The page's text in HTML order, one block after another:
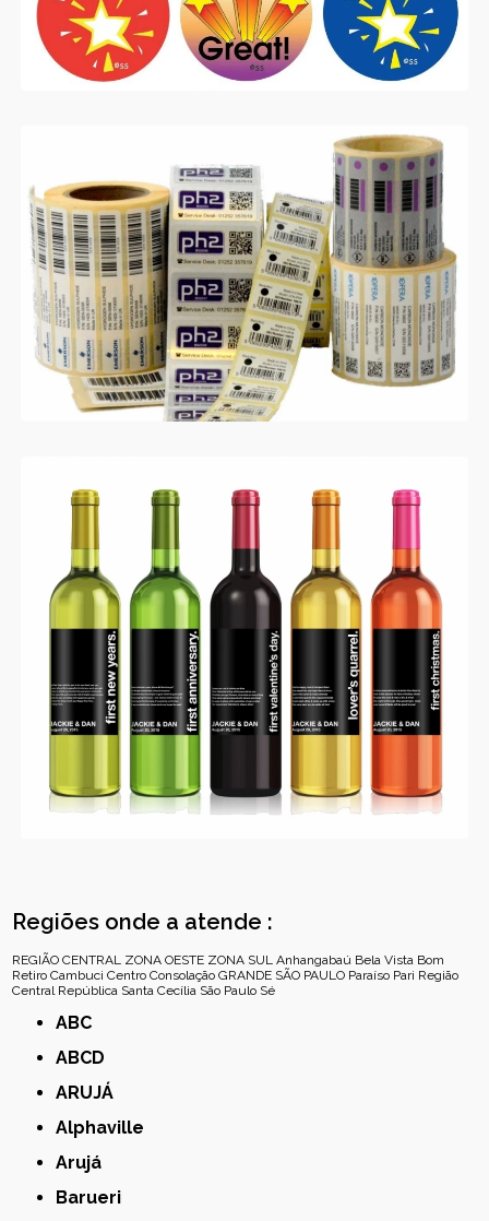
Regiões onde a atende :
REGIÃO CENTRAL ZONA OESTE ZONA SUL Anhangabaú Bela Vista Bom
Retiro Cambuci Centro Consolação GRANDE SÃO PAULO Paraíso Pari Região
Central República Santa Cecília São Paulo Sé
ABC
ABCD
ARUJÁ
Alphaville
Arujá
Barueri